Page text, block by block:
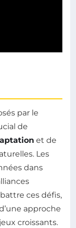
par le
de
et de
Les
dans
ces défis,
approche
croissants.